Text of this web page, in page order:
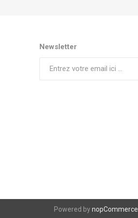
Newsletter
Powered bynopCommerce